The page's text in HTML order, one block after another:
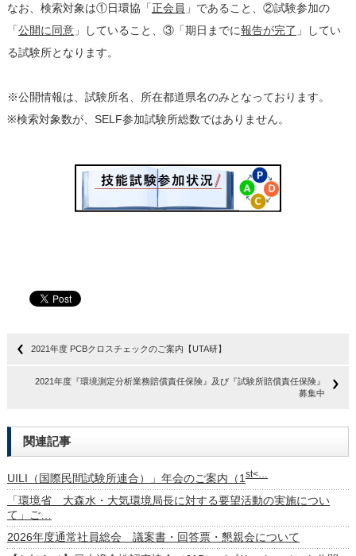
なお、検索対象は①日環協「正会員 」であること、②試験参加の
「公開に同意」していること、③「期日までに報告が完了 」してい
る試験所となります。
※公開情報は、試験所名、所在都道県名のみとなっております。
※検索対象数が、SELF参加試験所総数ではありません。
2021年度 PCBクロスチェックのご案内【UTA研】
2021年度『環境測定分析業務賠償責任保険』及び『試験所賠償責任保険』
募集中
関連記事
UILI（国際民間試験所連合）」年会のご案内（1 st<…
「環境省 大森水・大気環境局長に対する要望活動の実施につい
て」ご…
2026年度通常社員総会 議案書・回答票・懇親会について